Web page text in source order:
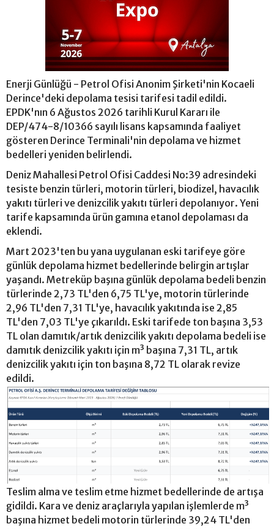
Enerji Günlüğü - Petrol Ofisi Anonim Şirketi'nin Kocaeli
Derince'deki depolama tesisi tarifesi tadil edildi.
EPDK'nın 6 Ağustos 2026 tarihli Kurul Kararı ile
DEP/474-8/10366 sayılı lisans kapsamında faaliyet
gösteren Derince Terminali'nin depolama ve hizmet
bedelleri yeniden belirlendi.
Deniz Mahallesi Petrol Ofisi Caddesi No:39 adresindeki
tesiste benzin türleri, motorin türleri, biodizel, havacılık
yakıtı türleri ve denizcilik yakıtı türleri depolanıyor. Yeni
tarife kapsamında ürün gamına etanol depolaması da
eklendi.
Mart 2023'ten bu yana uygulanan eski tarifeye göre
günlük depolama hizmet bedellerinde belirgin artışlar
yaşandı. Metreküp başına günlük depolama bedeli benzin
türlerinde 2,73 TL'den 6,75 TL'ye, motorin türlerinde
2,96 TL'den 7,31 TL'ye, havacılık yakıtında ise 2,85
TL'den 7,03 TL'ye çıkarıldı. Eski tarifede ton başına 3,53
TL olan damıtık/artık denizcilik yakıtı depolama bedeli ise
damıtık denizcilik yakıtı için m³ başına 7,31 TL, artık
denizcilik yakıtı için ton başına 8,72 TL olarak revize
edildi.
Teslim alma ve teslim etme hizmet bedellerinde de artışa
gidildi. Kara ve deniz araçlarıyla yapılan işlemlerde m³
başına hizmet bedeli motorin türlerinde 39,24 TL'den